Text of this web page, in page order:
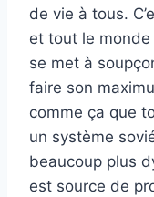
de vie à tous.
et tout le
se met à
faire son
comme ça que
un système
beaucoup plus
est source de